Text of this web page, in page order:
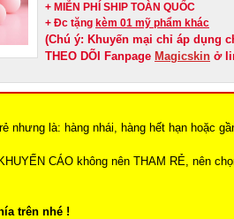
+ MIỄN PHÍ SHIP TOÀN QUỐC
+ Đc tặng kèm 01 mỹ phẩm khác
(Chú ý: Khuyến mại chỉ áp dụng
THEO DÕI Fanpage Magicskin ở
nhưng là: hàng nhái, hàng hết hạn hoặc
CÁO không nên THAM RẺ, nên
trên nhé !